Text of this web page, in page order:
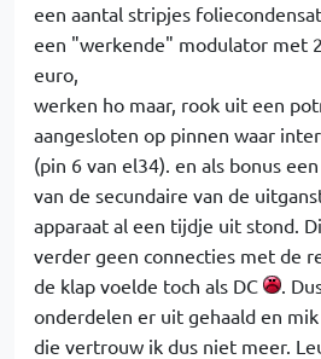
een aantal stripjes
een "werkende" modulator met
euro,
werken ho maar, rook uit een
aangesloten op pinnen waar
(pin 6 van el34). en als bonus
van de secundaire van de
apparaat al een tijdje uit stond.
verder geen connecties met de
de klap voelde toch als DC
.
onderdelen er uit gehaald en
die vertrouw ik dus niet meer.